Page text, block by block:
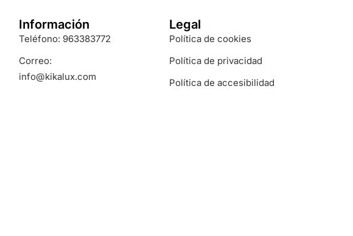
Información
Teléfono: 963383772
Correo:
info@kikalux.com
Legal
Política de cookies
Política de privacidad
Política de accesibilidad